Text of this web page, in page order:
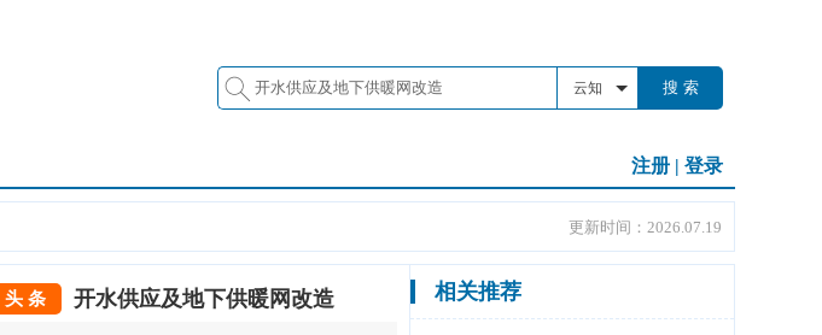
云知 搜 索
注册 | 登录
更新时间：2026.07.19
头 条 开水供应及地下供暖网改造 相关推荐